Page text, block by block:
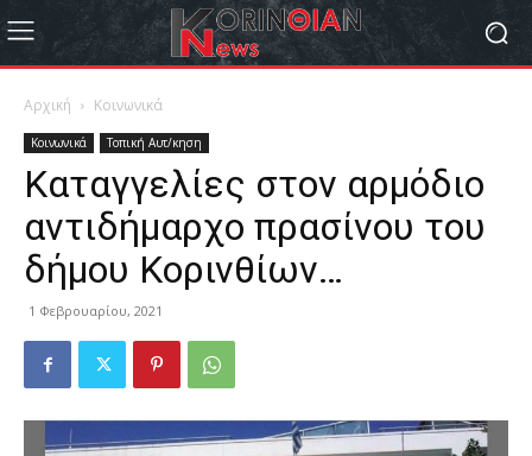
Αρχική Κοινωνικά
Κοινωνικά Τοπική Αυτ/κηση
Καταγγελίες στον αρμόδιο
αντιδήμαρχο πρασίνου του
δήμου Κορινθίων…
1 Φεβρουαρίου, 2021